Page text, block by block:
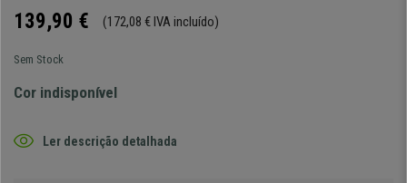
139,90 € (172,08 € IVA incluído)
Sem Stock
Cor indisponível
Ler descrição detalhada